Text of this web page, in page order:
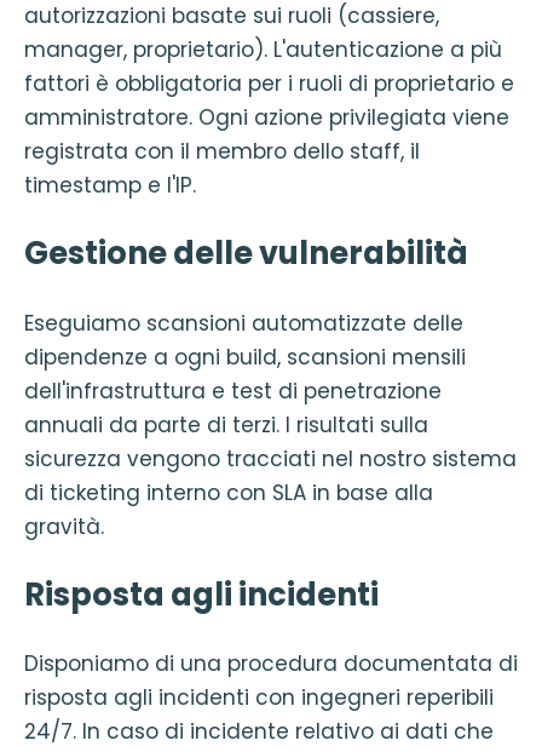
autorizzazioni basate sui ruoli (cassiere,
manager, proprietario). L'autenticazione a più
fattori è obbligatoria per i ruoli di proprietario e
amministratore. Ogni azione privilegiata viene
registrata con il membro dello staff, il
timestamp e l'IP.
Gestione delle vulnerabilità
Eseguiamo scansioni automatizzate delle
dipendenze a ogni build, scansioni mensili
dell'infrastruttura e test di penetrazione
annuali da parte di terzi. I risultati sulla
sicurezza vengono tracciati nel nostro sistema
di ticketing interno con SLA in base alla
gravità.
Risposta agli incidenti
Disponiamo di una procedura documentata di
risposta agli incidenti con ingegneri reperibili
24/7. In caso di incidente relativo ai dati che